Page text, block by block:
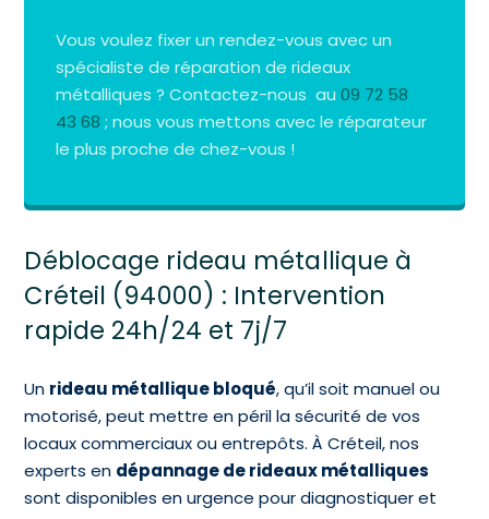
Vous voulez fixer un rendez-vous avec un
spécialiste de réparation de rideaux
métalliques ? Contactez-nous au09 72 58
43 68 ; nous vous mettons avec le réparateur
le plus proche de chez-vous !
Déblocage rideau métallique à
Créteil (94000) : Intervention
rapide 24h/24 et 7j/7
Un rideau métallique bloqué, qu’il soit manuel ou
motorisé, peut mettre en péril la sécurité de vos
locaux commerciaux ou entrepôts. À Créteil, nos
experts en dépannage de rideaux métalliques
sont disponibles en urgence pour diagnostiquer et